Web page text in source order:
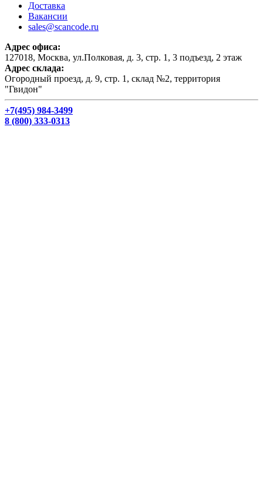
Доставка
Вакансии
sales@scancode.ru
Адрес офиса:
127018, Москва, ул.Полковая, д. 3, стр. 1, 3 подъезд, 2 этаж
Адрес склада:
Огородный проезд, д. 9, стр. 1, склад №2, территория
"Гвидон"
+7(495) 984-3499
8 (800) 333-0313